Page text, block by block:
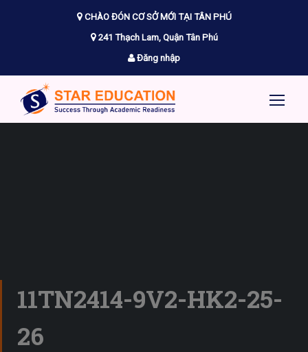
CHÀO ĐÓN CƠ SỞ MỚI TẠI TÂN PHÚ
241 Thạch Lam, Quận Tân Phú
Đăng nhập
11TN2414-9V2-HK2-25-
26